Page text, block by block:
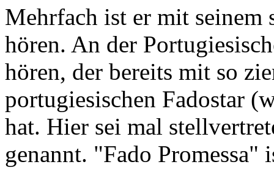
Mehrfach ist er mit seinem
hören. An der
hören, der bereits mit so
portugiesischen Fadostar
hat. Hier sei mal
genannt. "Fado Promessa"